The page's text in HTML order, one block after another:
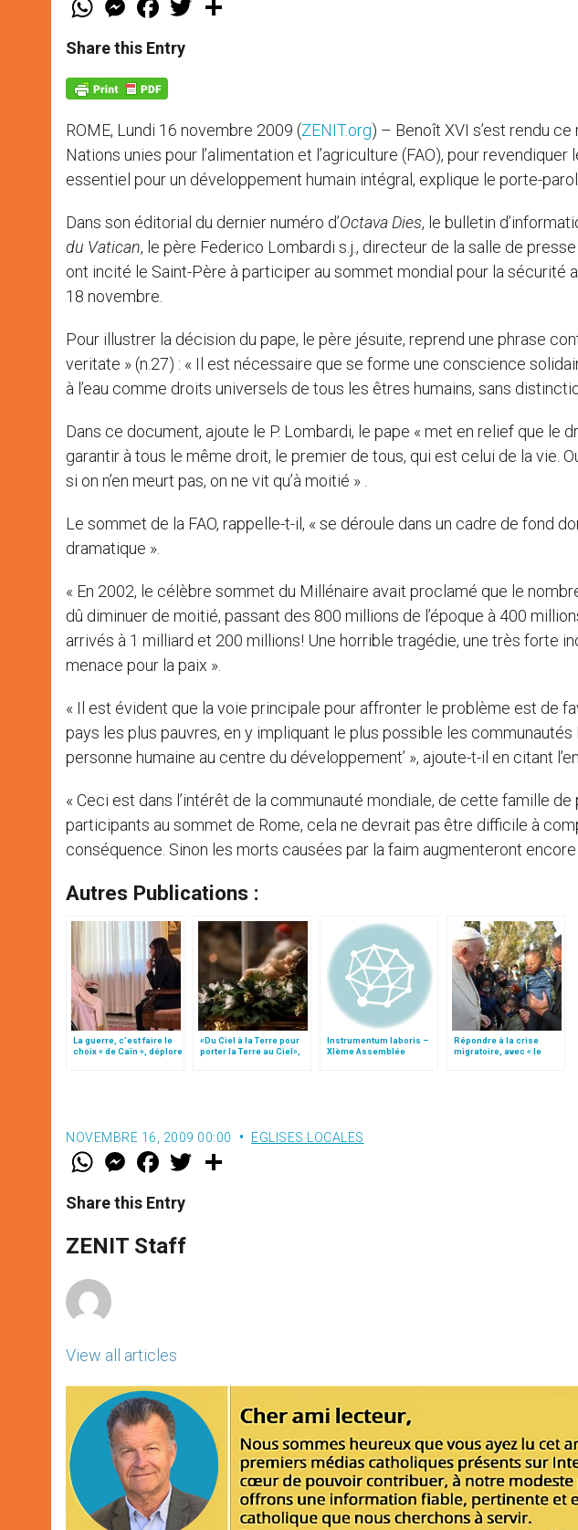
t
s
p
p
e
s
e
g
e
a
e
b
k
w
Share this Entry
ROME, Lundi 16 novembre 2009 (ZENIT.org) – Benoît XVI s’est rendu
Nations unies pour l’alimentation et l’agriculture (FAO), pour
essentiel pour un développement humain intégral, explique le porte-
Dans son éditorial du dernier numéro d’Octava Dies, le bulletin
du Vatican, le père Federico Lombardi s.j., directeur de la salle de
ont incité le Saint-Père à participer au sommet mondial pour la sécurité
18 novembre.
Pour illustrer la décision du pape, le père jésuite, reprend une phrase
veritate » (n.27) : « Il est nécessaire que se forme une conscience
à l’eau comme droits universels de tous les êtres humains, sans
Dans ce document, ajoute le P. Lombardi, le pape « met en relief que le
garantir à tous le même droit, le premier de tous, qui est celui de la vie.
si on n’en meurt pas, on ne vit qu’à moitié » .
Le sommet de la FAO, rappelle-t-il, « se déroule dans un cadre de fond
dramatique ».
« En 2002, le célèbre sommet du Millénaire avait proclamé que le
dû diminuer de moitié, passant des 800 millions de l’époque à 400
arrivés à 1 milliard et 200 millions! Une horrible tragédie, une très forte
menace pour la paix ».
« Il est évident que la voie principale pour affronter le problème est de
pays les plus pauvres, en y impliquant le plus possible les
personne humaine au centre du développement’ », ajoute-t-il en citant
« Ceci est dans l’intérêt de la communauté mondiale, de cette famille
participants au sommet de Rome, cela ne devrait pas être difficile à
conséquence. Sinon les morts causées par la faim augmenteront encore
Autres Publications :
La guerre, c’est faire le
choix « de Caïn », déplore
«Du Ciel à la Terre pour
porter la Terre au Ciel»,
Instrumentum laboris –
XIème Assemblée
Répondre à la crise
migratoire, avec « le
NOVEMBRE 16, 2009 00:00 EGLISES LOCALES
W
t
s
p
p
M
e
s
e
g
e
F
a
e
b
o
k
w
Share this Entry
ZENIT Staff
View all articles